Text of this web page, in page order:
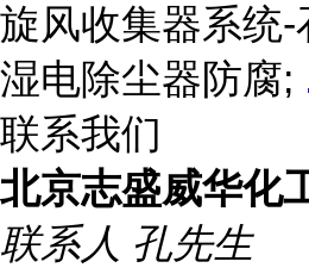
旋风收集器系统-
湿电除尘器防腐;
联系我们
北京志盛威华化
联系人 孔先生